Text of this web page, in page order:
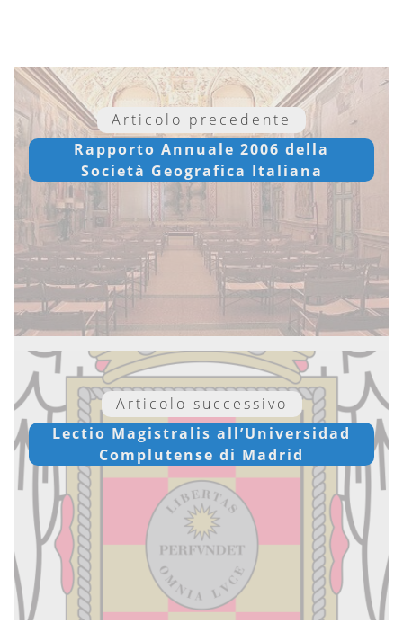
Articolo precedente
Rapporto Annuale 2006 della
Società Geografica Italiana
Articolo successivo
Lectio Magistralis all’Universidad
Complutense di Madrid